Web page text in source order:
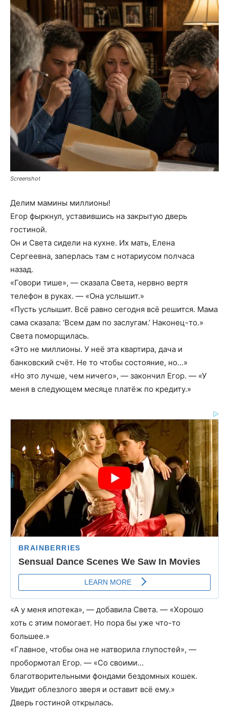
Screenshot
Делим мамины миллионы!
Егор фыркнул, уставившись на закрытую дверь
гостиной.
Он и Света сидели на кухне. Их мать, Елена
Сергеевна, заперлась там с нотариусом полчаса
назад.
«Говори тише», — сказала Света, нервно вертя
телефон в руках. — «Она услышит.»
«Пусть услышит. Всё равно сегодня всё решится. Мама
сама сказала: ‘Всем дам по заслугам.’ Наконец-то.»
Света поморщилась.
«Это не миллионы. У неё эта квартира, дача и
банковский счёт. Не то чтобы состояние, но…»
«Но это лучше, чем ничего», — закончил Егор. — «У
меня в следующем месяце платёж по кредиту.»
«А у меня ипотека», — добавила Света. — «Хорошо
хоть с этим помогает. Но пора бы уже что-то
большее.»
«Главное, чтобы она не натворила глупостей», —
пробормотал Егор. — «Со своими…
благотворительными фондами бездомных кошек.
Увидит облезлого зверя и оставит всё ему.»
Дверь гостиной открылась.